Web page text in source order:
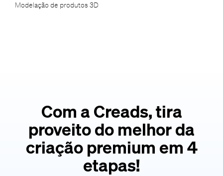
Modelação de produtos 3D
Com a Creads, tira
proveito do melhor da
criação premium em 4
etapas!